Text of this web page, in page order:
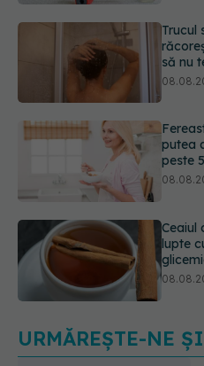
putea
peste
Ceaiul
lupte
decide
URMĂREȘTE-NE